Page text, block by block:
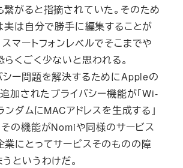
繋がると指摘されていた。そのため
実は自分で勝手に編集することが
マートフォンレベルでそこまでや
くごく少ないと思われる。
シー問題を解決するためにAppleの
加されたプライバシー機能が「Wi-
ダムにMACアドレスを生成する」
その機能がNomiや同様のサービス
業にとってサービスそのものの障
というわけだ。